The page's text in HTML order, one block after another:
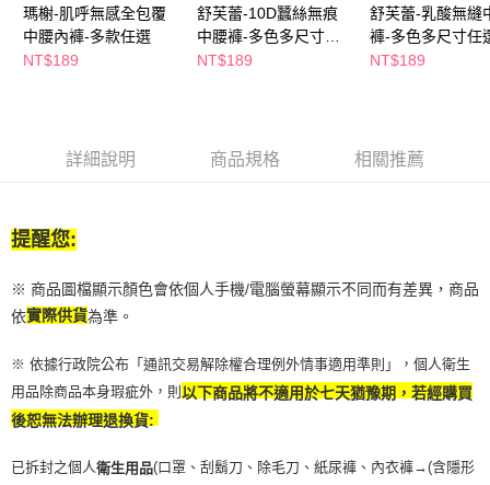
【注意事項】
１．透過由恩沛科技股份有限公司提供之「AFTEE先享後付」服務完成之交
易，需依本服務之必要範圍內提供個人資料，並將交易相關給付款項請求債
權轉讓予恩沛科技股份有限公司。
「AFTEE先享後付」，若未經同意申辦者引起之損失，本公司不負相關責
請求用戶進行身份認證。
５．嚴禁一人註冊多個帳號或使用他人資訊註冊。若發現惡意使用之情形，
每筆NT$65，滿NT$490(含以上)免運費
付款後7-11取貨
每筆NT$100，滿NT$790(含以上)免運費
每筆NT$80，滿NT$290(含以上)免運費
瑪榭-肌呼無感全包覆
中腰內褲-多款任選
NT$189
舒芙蕾-10D蠶絲無痕
中腰褲-多色多尺寸任
選
NT$189
舒芙蕾-乳酸無縫
褲-多色多尺寸任
NT$189
詳細說明 商品規格 相關推薦
提醒您:
※ 商品圖檔顯示顏色會依個人手機/電腦螢幕顯示不同而有差異，商品
依實際供貨為準。
※ 依據行政院公布「通訊交易解除權合理例外情事適用準則」，個人衛生
用品除商品本身瑕疵外，則以下商品將不適用於七天猶豫期，若經購買
後恕無法辦理退換貨:
已拆封之個人衛生用品(口罩、刮鬍刀、除毛刀、紙尿褲、內衣褲→(含隱形